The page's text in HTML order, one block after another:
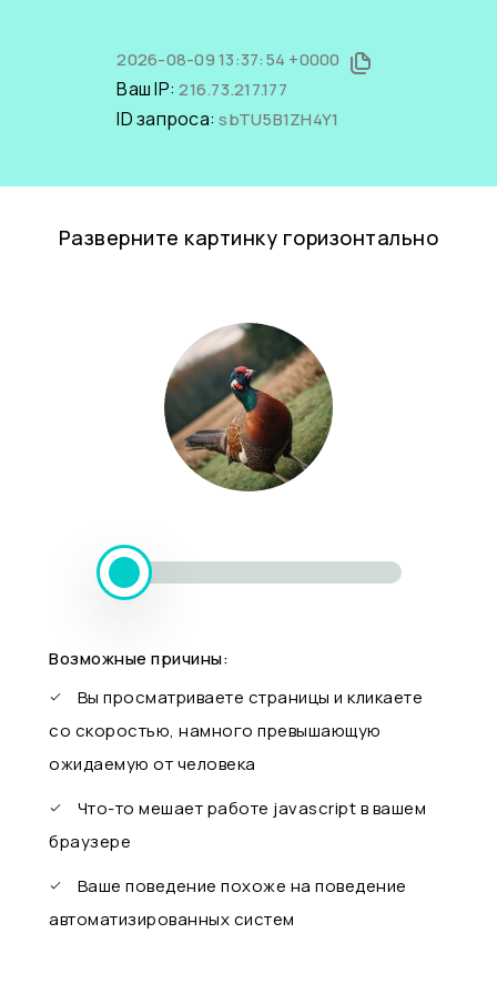
2026-08-09 13:37:54 +0000
Ваш IP:216.73.217.177
ID запроса:sbTU5B1ZH4Y1
Разверните картинку горизонтально
Возможные причины:
Вы просматриваете страницы и кликаете
со скоростью, намного превышающую
ожидаемую от человека
Что-то мешает работе javascript в вашем
браузере
Ваше поведение похоже на поведение
автоматизированных систем